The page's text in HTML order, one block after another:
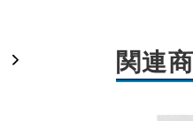
関連